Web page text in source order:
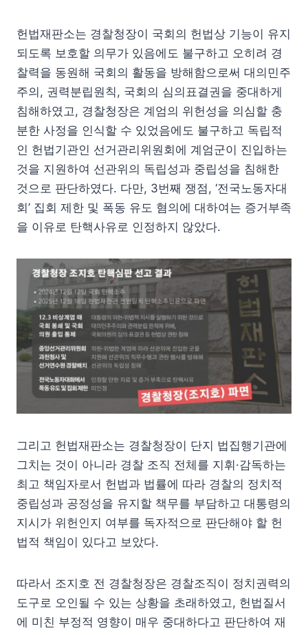
헌법재판소는 경찰청장이 국회의 헌법상 기능이 유지
되도록 보호할 의무가 있음에도 불구하고 오히려 경
찰력을 동원해 국회의 활동을 방해함으로써 대의민주
주의, 권력분립원칙, 국회의 심의표결권을 중대하게
침해하였고, 경찰청장은 계엄의 위헌성을 의심할 충
분한 사정을 인식할 수 있었음에도 불구하고 독립적
인 헌법기관인 선거관리위원회에 계엄군이 진입하는
것을 지원하여 선관위의 독립성과 중립성을 침해한
것으로 판단하였다. 다만, 3번째 쟁점, ‘전국노동자대
회’ 집회 제한 및 폭동 유도 혐의에 대하여는 증거부족
을 이유로 탄핵사유로 인정하지 않았다.
그리고 헌법재판소는 경찰청장이 단지 법집행기관에
그치는 것이 아니라 경찰 조직 전체를 지휘·감독하는
최고 책임자로서 헌법과 법률에 따라 경찰의 정치적
중립성과 공정성을 유지할 책무를 부담하고 대통령의
지시가 위헌인지 여부를 독자적으로 판단해야 할 헌
법적 책임이 있다고 보았다.
따라서 조지호 전 경찰청장은 경찰조직이 정치권력의
도구로 오인될 수 있는 상황을 초래하였고, 헌법질서
에 미친 부정적 영향이 매우 중대하다고 판단하여 재